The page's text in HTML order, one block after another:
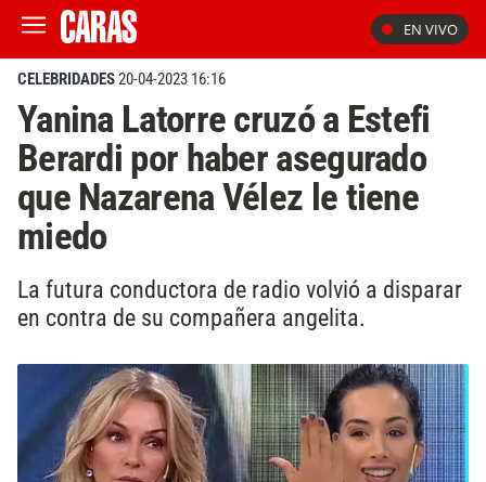
EN VIVO
CELEBRIDADES20-04-2023 16:16
Yanina Latorre cruzó a Estefi
Berardi por haber asegurado
que Nazarena Vélez le tiene
miedo
La futura conductora de radio volvió a disparar
en contra de su compañera angelita.